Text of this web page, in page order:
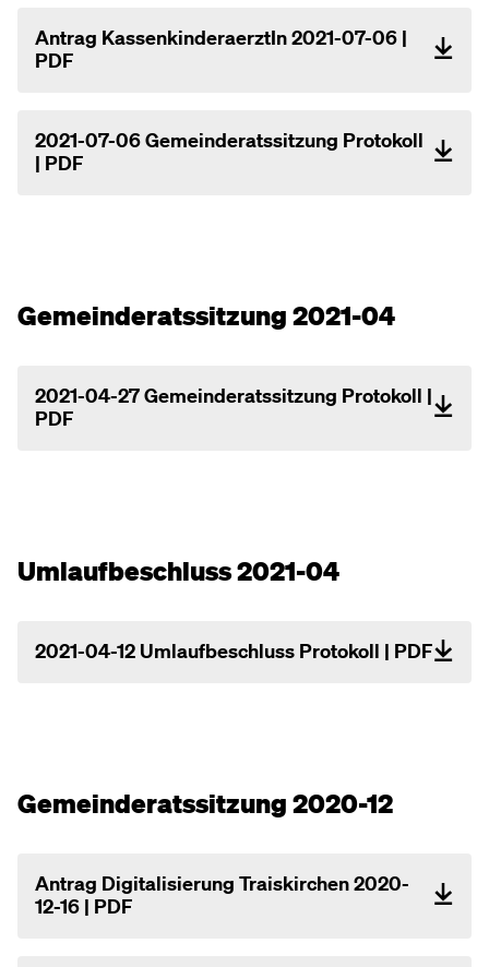
Antrag KassenkinderaerztIn 2021-07-06 |
PDF
2021-07-06 Gemeinderatssitzung Protokoll
| PDF
Gemeinderatssitzung 2021-04
2021-04-27 Gemeinderatssitzung Protokoll |
PDF
Umlaufbeschluss 2021-04
2021-04-12 Umlaufbeschluss Protokoll | PDF
Gemeinderatssitzung 2020-12
Antrag Digitalisierung Traiskirchen 2020-
12-16 | PDF